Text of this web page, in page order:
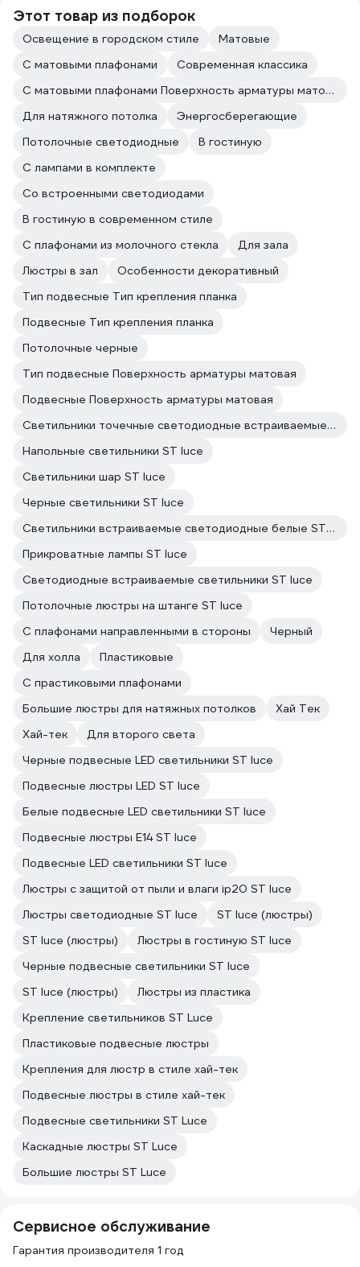
Этот товар из подборок
Освещение в городском стиле
Матовые
С матовыми плафонами
Современная классика
С матовыми плафонами Поверхность арматуры матовая
Для натяжного потолка
Энергосберегающие
Потолочные светодиодные
В гостиную
С лампами в комплекте
Со встроенными светодиодами
В гостиную в современном стиле
С плафонами из молочного стекла
Для зала
Люстры в зал
Особенности декоративный
Тип подвесные Тип крепления планка
Подвесные Тип крепления планка
Потолочные черные
Тип подвесные Поверхность арматуры матовая
Подвесные Поверхность арматуры матовая
Светильники точечные светодиодные встраиваемые ST luce
Напольные светильники ST luce
Светильники шар ST luce
Черные светильники ST luce
Светильники встраиваемые светодиодные белые ST luce
Прикроватные лампы ST luce
Светодиодные встраиваемые светильники ST luce
Потолочные люстры на штанге ST luce
С плафонами направленными в стороны
Черный
Для холла
Пластиковые
С прастиковыми плафонами
Большие люстры для натяжных потолков
Хай Тек
Хай-тек
Для второго света
Черные подвесные LED светильники ST luce
Подвесные люстры LED ST luce
Белые подвесные LED светильники ST luce
Подвесные люстры E14 ST luce
Подвесные LED светильники ST luce
Люстры с защитой от пыли и влаги ip20 ST luce
Люстры светодиодные ST luce
ST luce (люстры)
ST luce (люстры)
Люстры в гостиную ST luce
Черные подвесные светильники ST luce
ST luce (люстры)
Люстры из пластика
Крепление светильников ST Luce
Пластиковые подвесные люстры
Крепления для люстр в стиле хай-тек
Подвесные люстры в стиле хай-тек
Подвесные светильники ST Luce
Каскадные люстры ST Luce
Большие люстры ST Luce
Сервисное обслуживание
Гарантия производителя 1 год